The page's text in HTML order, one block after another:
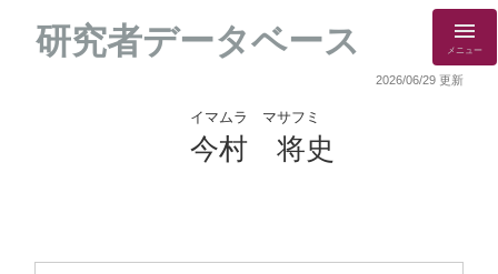
研究者データベース メニュー
2026/06/29 更新
イマムラ マサフミ
今村 将史